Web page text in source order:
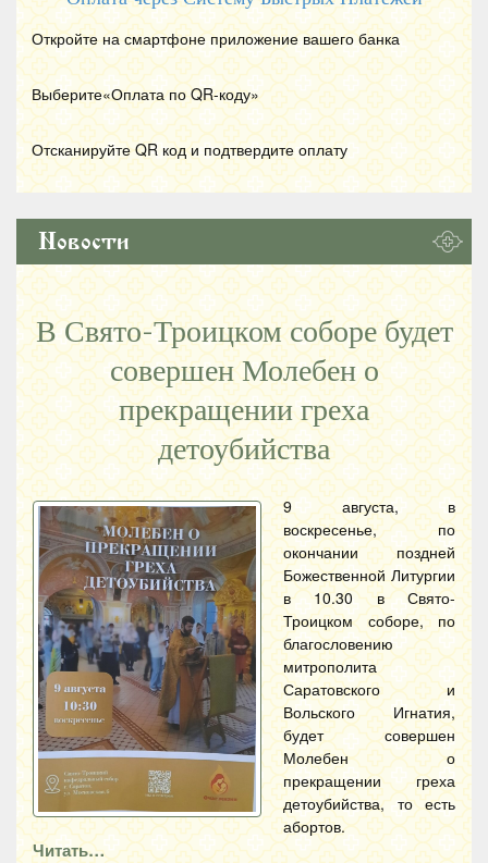
Откройте на смартфоне приложение вашего банка
Выберите«Оплата по QR-коду»
Отсканируйте QR код и подтвердите оплату
Новости
В Свято-Троицком соборе будет
совершен Молебен о
прекращении греха
детоубийства
9 августа, в
воскресенье, по
окончании поздней
Божественной Литургии
в 10.30 в Свято-
Троицком соборе, по
благословению
митрополита
Саратовского и
Вольского Игнатия,
будет совершен
Молебен о
прекращении греха
детоубийства, то есть
абортов.
Читать…